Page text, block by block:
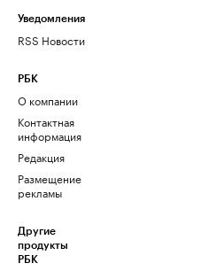
Уведомления
RSS Новости
РБК
О компании
Контактная
информация
Редакция
Размещение
рекламы
Другие
продукты
РБК